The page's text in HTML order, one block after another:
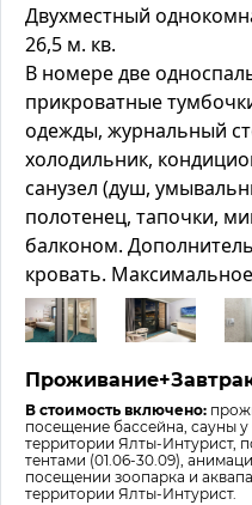
Двухместный
26,5 м. кв.
В номере две
прикроватные
одежды, журнальный
холодильник,
санузел (душ,
полотенец, тапочки,
балконом.
кровать.
В стоимость включено:
посещение бассейна, сауны
территории Ялты-Интурист,
тентами (01.06-30.09),
посещении зоопарка и
территории Ялты-Интурист.